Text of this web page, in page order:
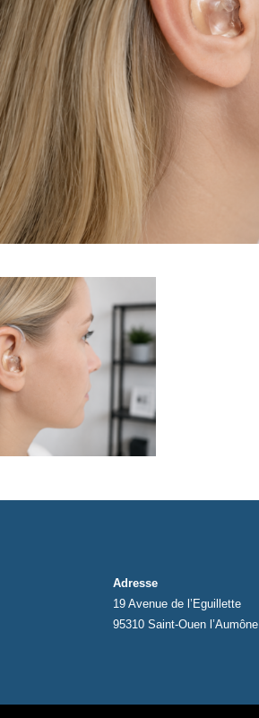
Adresse
19 Avenue de l’Eguillette
95310 Saint-Ouen l’Aumône